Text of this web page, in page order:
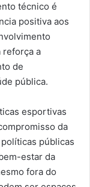
técnico é
positiva aos
reforça a
de
pública.
esportivas
da
públicas
estar da
fora do